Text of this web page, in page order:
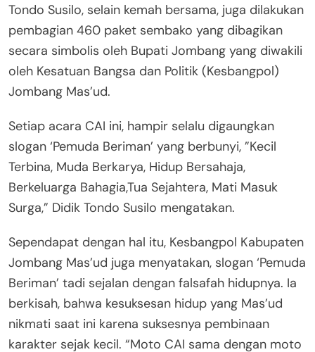
Tondo Susilo, selain kemah bersama, juga dilakukan
pembagian 460 paket sembako yang dibagikan
secara simbolis oleh Bupati Jombang yang diwakili
oleh Kesatuan Bangsa dan Politik (Kesbangpol)
Jombang Mas’ud.
Setiap acara CAI ini, hampir selalu digaungkan
slogan ‘Pemuda Beriman’ yang berbunyi, ”Kecil
Terbina, Muda Berkarya, Hidup Bersahaja,
Berkeluarga Bahagia,Tua Sejahtera, Mati Masuk
Surga,” Didik Tondo Susilo mengatakan.
Sependapat dengan hal itu, Kesbangpol Kabupaten
Jombang Mas’ud juga menyatakan, slogan ‘Pemuda
Beriman’ tadi sejalan dengan falsafah hidupnya. Ia
berkisah, bahwa kesuksesan hidup yang Mas’ud
nikmati saat ini karena suksesnya pembinaan
karakter sejak kecil. “Moto CAI sama dengan moto